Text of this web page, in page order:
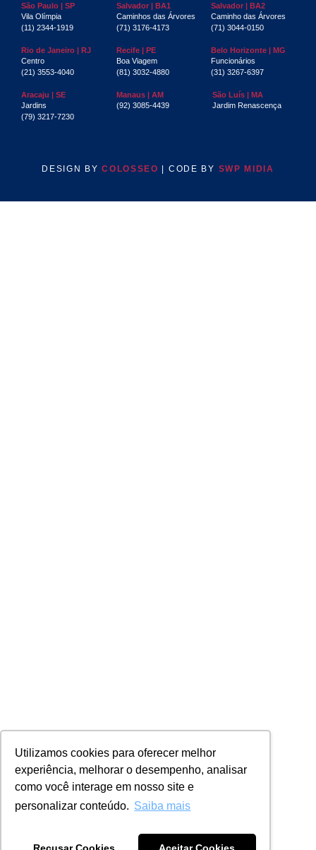
Utilizamos cookies para oferecer melhor
experiência, melhorar o desempenho, analisar
como você interage em nosso site e
personalizar conteúdo. Saiba mais
São Paulo | SP
Vila Olímpia
(11) 2344-1919
Salvador | BA1
Caminhos das Árvores
(71) 3176-4173
Salvador | BA2
Caminho das Árvores
(71) 3044-0150
Rio de Janeiro | RJ
Centro
(21) 3553-4040
Recife | PE
Boa Viagem
(81) 3032-4880
Belo Horizonte | MG
Funcionários
(31) 3267-6397
Aracaju | SE
Jardins
(79) 3217-7230
Manaus | AM
(92) 3085-4439
São Luís | MA
Jardim Renascença
DESIGN BYCOLOSSEO | CODE BY SWP MIDIA